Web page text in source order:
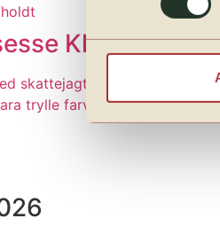
Klara og de
skattejagten / byen
trylle farverige balloner